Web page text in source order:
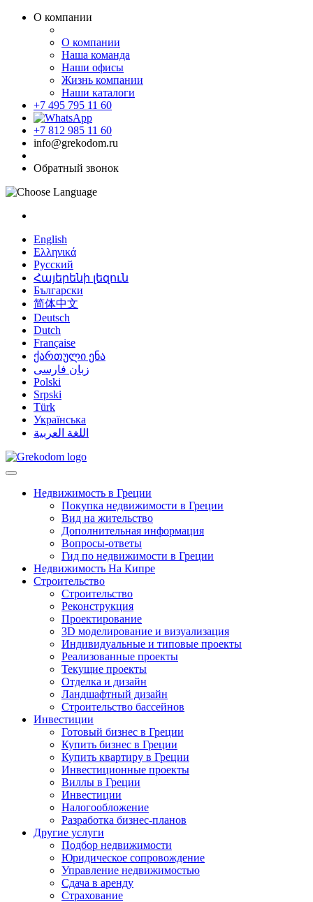
О компании
О компании
Наша команда
Наши офисы
Жизнь компании
Наши каталоги
+7 495 795 11 60
+7 812 985 11 60
info@grekodom.ru
Обратный звонок
English
Ελληνικά
Русский
Հայերենի լեզուն
Български
简体中文
Deutsch
Dutch
Française
ქართული ენა
زبان فارسی
Polski
Srpski
Türk
Українська
اللغة العربية
Недвижимость в Греции
Покупка недвижимости в Греции
Вид на жительство
Дополнительная информация
Вопросы-ответы
Гид по недвижимости в Греции
Недвижимость На Кипре
Строительство
Строительство
Реконструкция
Проектирование
3D моделирование и визуализация
Индивидуальные и типовые проекты
Реализованные проекты
Текущие проекты
Отделка и дизайн
Ландшафтный дизайн
Строительство бассейнов
Инвестиции
Готовый бизнес в Греции
Купить бизнес в Греции
Купить квартиру в Греции
Инвестиционные проекты
Виллы в Греции
Инвестиции
Налогообложение
Разработка бизнес-планов
Другие услуги
Подбор недвижимости
Юридическое сопровождение
Управление недвижимостью
Сдача в аренду
Страхование